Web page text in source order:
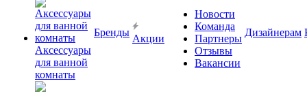
Аксессуары
для ванной
комнаты
Бренды
Акции
Новости
Команда
Партнеры
Отзывы
Вакансии
Дизайнерам